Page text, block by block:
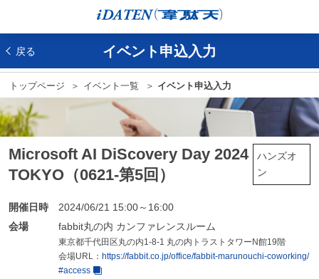
戻る イベント申込入力
トップページ イベント一覧 イベント申込入力
ハンズオ
ン
Microsoft AI DiScovery Day 2024
TOKYO（0621-第5回）
開催日時
2024/06/21 15:00～16:00
会場
fabbit丸の内 カンファレンスルーム
東京都千代田区丸の内1-8-1 丸の内トラストタワーN館19階
会場URL： https://fabbit.co.jp/office/fabbit-marunouchi-coworking/
#access